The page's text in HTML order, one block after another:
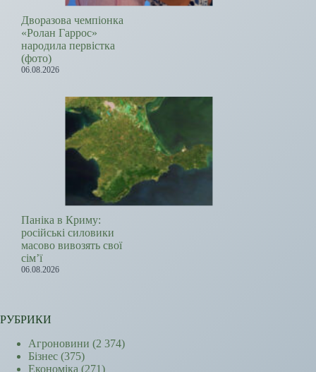
Дворазова чемпіонка
«Ролан Гаррос»
народила первістка
(фото)
06.08.2026
Паніка в Криму:
російські силовики
масово вивозять свої
сім’ї
06.08.2026
РУБРИКИ
Агроновини (2 374)
Бізнес (375)
Економіка (271)